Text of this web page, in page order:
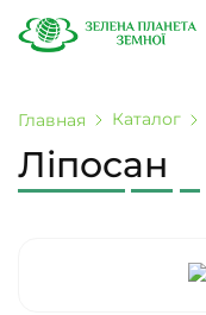
Главная Каталог
Ліпосан